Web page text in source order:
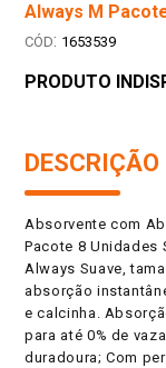
Always M
: 1653539
PRODUTO
Absorvente com
Pacote 8 Unidades
Always Suave,
absorção
e calcinha.
para até 0% de
duradoura; Com